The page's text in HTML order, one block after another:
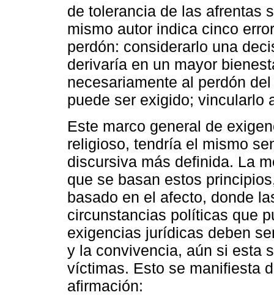
de tolerancia de las afrentas
mismo autor indica cinco
perdón: considerarlo una
derivaría en un mayor
necesariamente al perdón
puede ser exigido; vincularlo
Este marco general de
religioso, tendría el mismo
discursiva más definida. La
que se basan estos
basado en el afecto, donde
circunstancias políticas que
exigencias jurídicas deben
y la convivencia, aún si esta
víctimas. Esto se manifiesta
afirmación: